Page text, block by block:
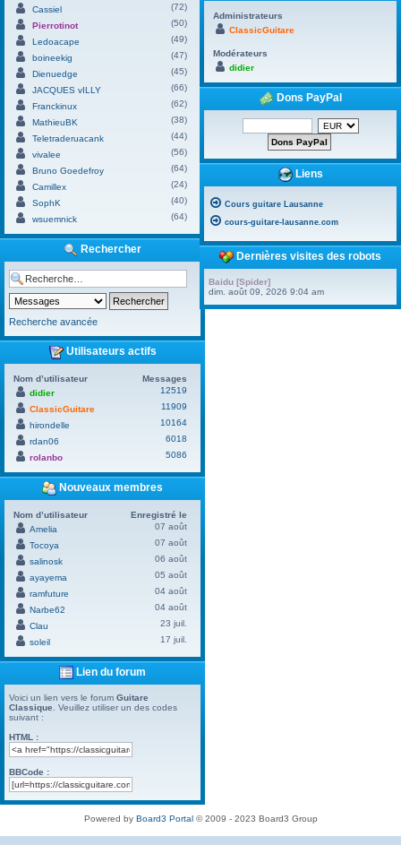
Cassiel
(72)
Pierrotinot
(50)
Ledoacape
(49)
boineekig
(47)
Dienuedge
(45)
JACQUES vILLY
(66)
Franckinux
(62)
MathieuBK
(38)
Teletraderuacank
(44)
vivalee
(56)
Bruno Goedefroy
(64)
Camillex
(24)
SophK
(40)
wsuemnick
(64)
Rechercher
Recherche avancée
Utilisateurs actifs
Nom d’utilisateur
Messages
didier
12519
ClassicGuitare
11909
hirondelle
10164
rdan06
6018
rolanbo
5086
Nouveaux membres
Nom d’utilisateur
Enregistré le
Amelia
07 août
Tocoya
07 août
salinosk
06 août
ayayema
05 août
ramfuture
04 août
Narbe62
04 août
Clau
23 juil.
soleil
17 juil.
Lien du forum
Voici un lien vers le forum Guitare
Classique . Veuillez utiliser un des codes
suivant :
HTML :
BBCode :
Administrateurs
ClassicGuitare
Modérateurs
didier
Dons PayPal
Liens
Cours guitare Lausanne
cours-guitare-lausanne.com
Dernières visites des robots
Baidu [Spider]
dim. août 09, 2026 9:04 am
Powered by Board3 Portal© 2009 - 2023 Board3 Group